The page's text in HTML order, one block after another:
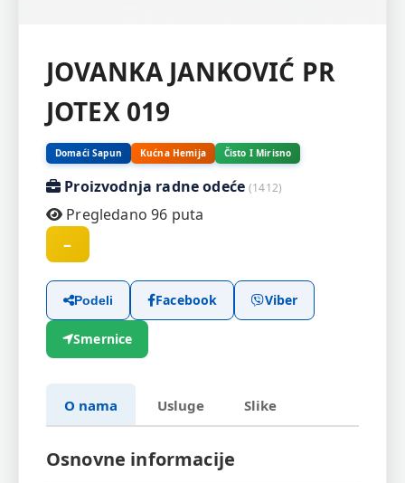
JOVANKA JANKOVIĆ PR
JOTEX 019
Domaći Sapun Kućna Hemija Čisto I Mirisno
Proizvodnja radne odeće(1412)
Pregledano 96 puta
–
Podeli Facebook Viber
Smernice
O nama Usluge Slike
Osnovne informacije